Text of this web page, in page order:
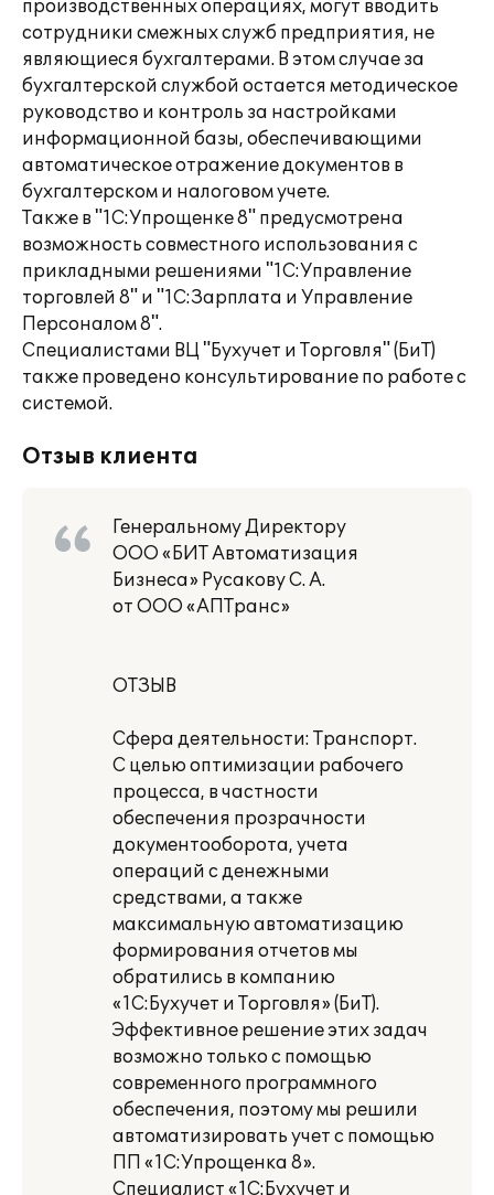
производственных операциях, могут вводить
сотрудники смежных служб предприятия, не
являющиеся бухгалтерами. В этом случае за
бухгалтерской службой остается методическое
руководство и контроль за настройками
информационной базы, обеспечивающими
автоматическое отражение документов в
бухгалтерском и налоговом учете.
Также в "1С:Упрощенке 8" предусмотрена
возможность совместного использования с
прикладными решениями "1С:Управление
торговлей 8" и "1С:Зарплата и Управление
Персоналом 8".
Специалистами ВЦ "Бухучет и Торговля" (БиТ)
также проведено консультирование по работе с
системой.
Отзыв клиента
Генеральному Директору
ООО «БИТ Автоматизация
Бизнеса» Русакову С. А.
от ООО «АПТранс»
ОТЗЫВ
Сфера деятельности: Транспорт.
С целью оптимизации рабочего
процесса, в частности
обеспечения прозрачности
документооборота, учета
операций с денежными
средствами, а также
максимальную автоматизацию
формирования отчетов мы
обратились в компанию
«1С:Бухучет и Торговля» (БиТ).
Эффективное решение этих задач
возможно только с помощью
современного программного
обеспечения, поэтому мы решили
автоматизировать учет с помощью
ПП «1С:Упрощенка 8».
Специалист «1С:Бухучет и